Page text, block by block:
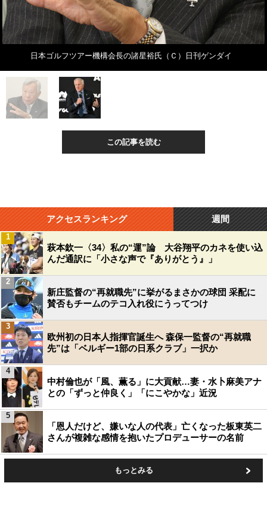
日本ゴルフツアー機構会長の諸星裕氏（Ｃ）日刊ゲンダイ
この記事を読む
アクセスランキング 週間
萩本欽一〈34〉私の“運”論 大谷翔平のカネを使い込
んだ通訳に「小さな声で『ありがとう』」
1
新庄監督の“再就職先”に挙がるまさかの球団 采配に
賛否もチームのテコ入れ役にうってつけ
2
欧州初の日本人指揮官誕生へ 森保一監督の“再就職
先”は「ベルギー1部の日系クラブ」一択か
3
中村倫也が「風、薫る」に大貢献…妻・水卜麻美アナ
との「ずっと仲良く」「にこやかな」近況
4
「恩人だけど、嫌いな人の代表」亡くなった板東英二
さんが複雑な感情を抱いたプロデューサーの名前
5
もっとみる